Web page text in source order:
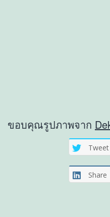
ขอบคุณรูปภาพจาก
Tweet
Share